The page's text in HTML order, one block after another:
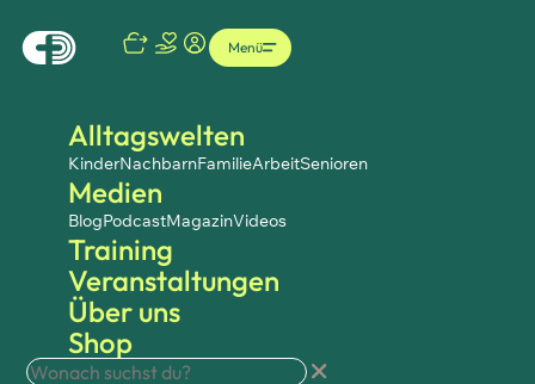
Alltagswelten
KinderNachbarnFamilieArbeitSenioren
Medien
BlogPodcastMagazinVideos
Training
Veranstaltungen
Über uns
Shop
Menü